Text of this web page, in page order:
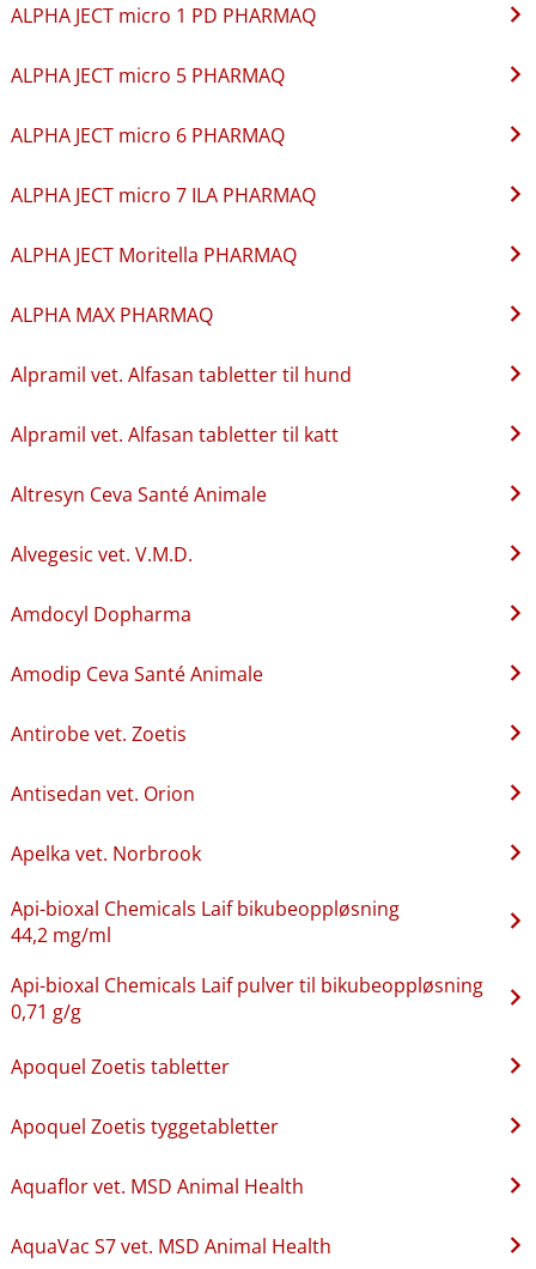
ALPHA JECT micro 1 PD PHARMAQ
ALPHA JECT micro 5 PHARMAQ
ALPHA JECT micro 6 PHARMAQ
ALPHA JECT micro 7 ILA PHARMAQ
ALPHA JECT Moritella PHARMAQ
ALPHA MAX PHARMAQ
Alpramil vet. Alfasan tabletter til hund
Alpramil vet. Alfasan tabletter til katt
Altresyn Ceva Santé Animale
Alvegesic vet. V.M.D.
Amdocyl Dopharma
Amodip Ceva Santé Animale
Antirobe vet. Zoetis
Antisedan vet. Orion
Apelka vet. Norbrook
Api-bioxal Chemicals Laif bikubeoppløsning
44,2 mg/ml
Api-bioxal Chemicals Laif pulver til bikubeoppløsning
0,71 g/g
Apoquel Zoetis tabletter
Apoquel Zoetis tyggetabletter
Aquaflor vet. MSD Animal Health
AquaVac S7 vet. MSD Animal Health